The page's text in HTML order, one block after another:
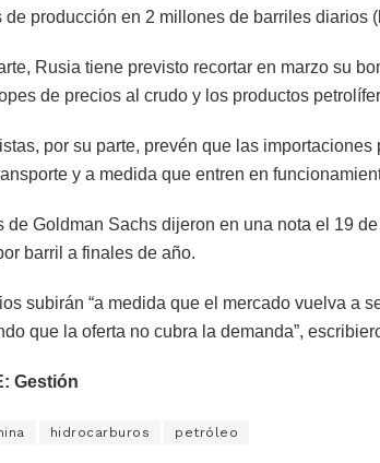
de producción en 2 millones de barriles diarios
Rusia tiene previsto recortar en marzo su
de precios al crudo y los productos
por su parte, prevén que las
y a medida que entren en
de Goldman Sachs dijeron en una nota el 19
barril a finales de año.
subirán “a medida que el mercado vuelva a
que la oferta no cubra la demanda”,
Gestión
hidrocarburos petróleo